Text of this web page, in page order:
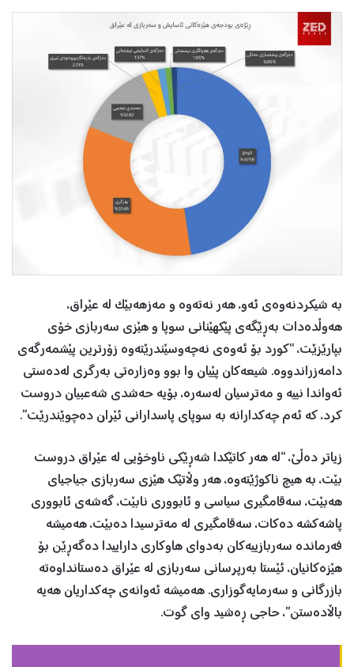
بە شیکردنەوەی ئەو، هەر نەتەوە و مەزهەبێک لە عێراق،
هەوڵدەدات بەڕێگەی پێکهێنانی سوپا و هێزی سەربازی خۆی
بپارێزێت، “كورد بۆ ئەوەی نەچەوسێندرێتەوە زۆرترین پێشمەرگەی
دامەزراندووە. شیعەكان پێیان وا بوو وەزارەتی بەرگری لەدەستی
ئەواندا نییە و مەترسیان لەسەرە، بۆیە حەشدی شەعبیان دروست
كرد، كە ئەم چەكدارانە بە سوپای پاسدارانی ئێران دەچوێندرێت”.
زیاتر دەڵێ، “لە هەر كاتێكدا شەڕێكی ناوخۆیی لە عێراق دروست
بێت، بە هیچ ناكوژێتەوە، هەر وڵاتێك هێزی سەربازی جیاجیای
هەبێت، سەقامگیری سیاسی و ئابووری نابێت، گەشەی ئابووری
پاشەكشە دەكات، سەقامگیری لە مەترسیدا دەبێت، هەمیشە
فەرماندە سەربازییەكان بەدوای هاوكاری داراییدا دەگەڕێن بۆ
هێزەکانیان، ئێستا بەرپرسانی سەربازی لە عێراق دەستانداوەتە
بازرگانی و سەرمایەگوزاری. هەمیشە ئەوانەی چەكداریان هەیە
باڵادەستن”، حاجی ڕەشید وای گوت.